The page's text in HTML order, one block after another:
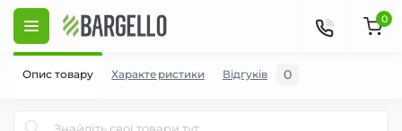
0
Опис товару Характеристики Відгуків 0